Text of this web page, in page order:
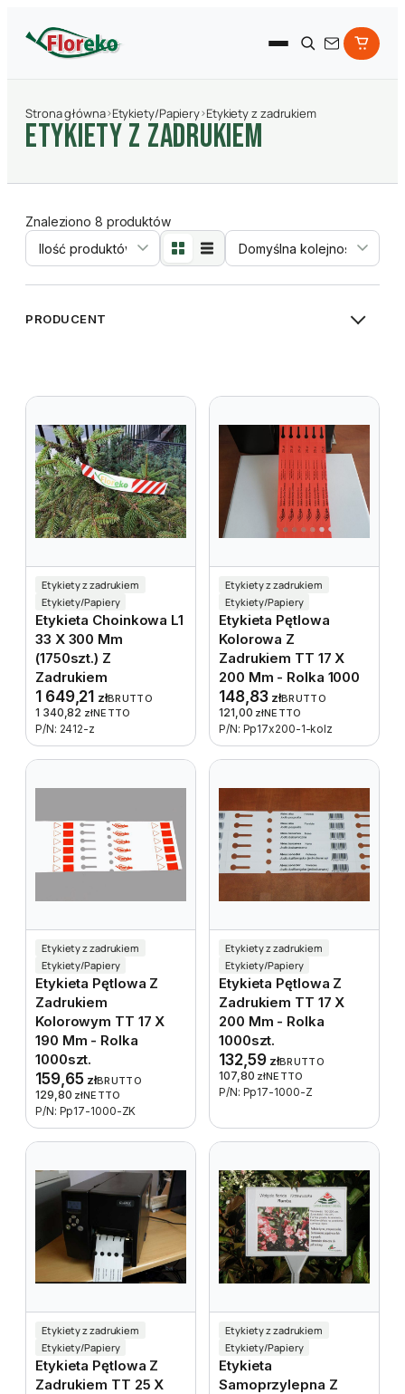
Strona główna›Etykiety/Papiery›Etykiety z zadrukiem
Etykiety z zadrukiem
Znaleziono 8 produktów
Sortowanie
PRODUCENT
Etykiety z zadrukiem
Etykiety/Papiery
Etykieta Choinkowa L1
33 X 300 Mm
(1750szt.) Z
Zadrukiem
1 649,21 złBRUTTO
1 340,82 złNETTO
P/N: 2412-z
Etykiety z zadrukiem
Etykiety/Papiery
Etykieta Pętlowa
Kolorowa Z
Zadrukiem TT 17 X
200 Mm - Rolka 1000
148,83 złBRUTTO
121,00 złNETTO
P/N: Pp17x200-1-kolz
Etykiety z zadrukiem
Etykiety/Papiery
Etykieta Pętlowa Z
Zadrukiem
Kolorowym TT 17 X
190 Mm - Rolka
1000szt.
159,65 złBRUTTO
129,80 złNETTO
P/N: Pp17-1000-ZK
Etykiety z zadrukiem
Etykiety/Papiery
Etykieta Pętlowa Z
Zadrukiem TT 17 X
200 Mm - Rolka
1000szt.
132,59 złBRUTTO
107,80 złNETTO
P/N: Pp17-1000-Z
Etykiety z zadrukiem
Etykiety/Papiery
Etykieta Pętlowa Z
Zadrukiem TT 25 X
Etykiety z zadrukiem
Etykiety/Papiery
Etykieta
Samoprzylepna Z